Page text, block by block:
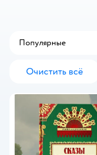
Популярные
Очистить всё